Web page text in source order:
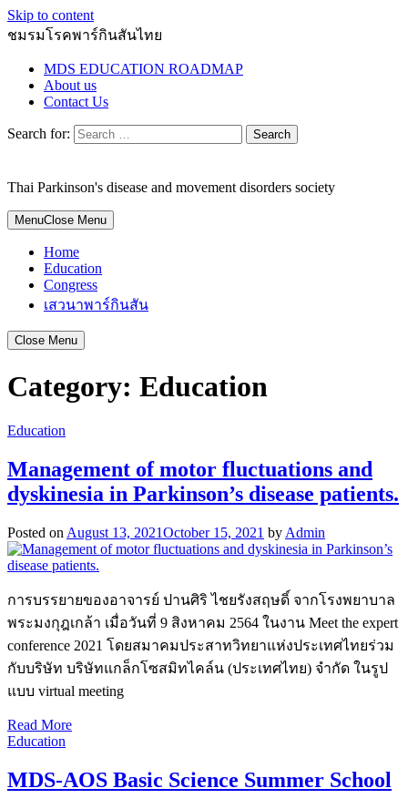
Skip to content
ชมรมโรคพาร์กินสันไทย
MDS EDUCATION ROADMAP
About us
Contact Us
Search for:
Thai Parkinson's disease and movement disorders society
MenuClose Menu
Home
Education
Congress
เสวนาพาร์กินสัน
Close Menu
Category: Education
Education
Management of motor fluctuations and
dyskinesia in Parkinson’s disease patients.
Posted on August 13, 2021October 15, 2021 by Admin
การบรรยายของอาจารย์ ปานศิริ ไชยรังสฤษดิ์ จากโรงพยาบาล
พระมงกุฎเกล้า เมื่อวันที่ 9 สิงหาคม 2564 ในงาน Meet the expert
conference 2021 โดยสมาคมประสาทวิทยาแห่งประเทศไทยร่วม
กับบริษัท บริษัทแกล็กโซสมิทไคล์น (ประเทศไทย) จำกัด ในรูป
แบบ virtual meeting
Read More
Education
MDS-AOS Basic Science Summer School